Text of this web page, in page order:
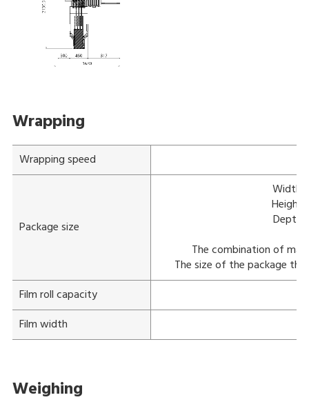
Wrapping
Wrapping speed
Package size
Width:
Height:
Depth:
The combination of
The size of the package
Film roll capacity
Film width
Weighing